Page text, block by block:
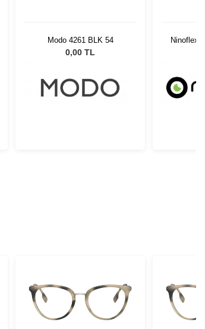
Modo 4261 BLK 54
0,00 TL
Ninoflex